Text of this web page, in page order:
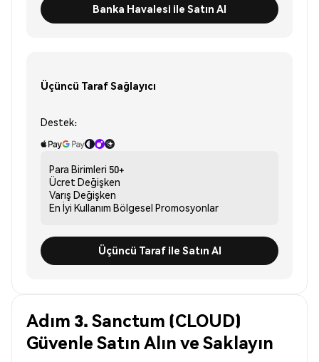
Banka Havalesi ile Satın Al
Üçüncü Taraf Sağlayıcı
Destek:
Para Birimleri 50+
Ücret Değişken
Varış Değişken
En İyi Kullanım Bölgesel Promosyonlar
Üçüncü Taraf ile Satın Al
Adım 3. Sanctum (CLOUD)
Güvenle Satın Alın ve Saklayın